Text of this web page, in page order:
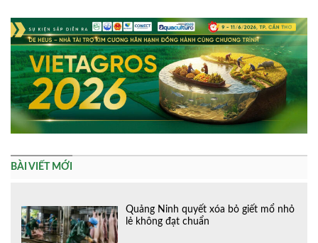
BÀI VIẾT MỚI
Quảng Ninh quyết xóa bỏ giết mổ nhỏ
lẻ không đạt chuẩn